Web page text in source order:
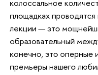
колоссальное
площадках
лекции — это
образовательный
конечно, это оперные
премьеры нашего